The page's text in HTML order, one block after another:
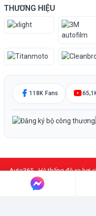
THƯƠNG HIỆU
118K Fans
Auto365 - Hệ thống độ xe hơi
Hình